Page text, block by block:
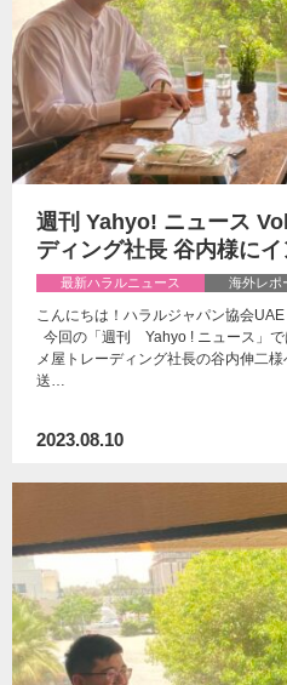
週刊 Yahyo! ニュース
ディング社長 谷内様に
最新ハラルニュース 海外レポ
こんにちは！ハラルジャパン協会
今回の「週刊 Yahyo ! ニュース」
メ屋トレーディング社長の谷内伸二
送…
2023.08.10